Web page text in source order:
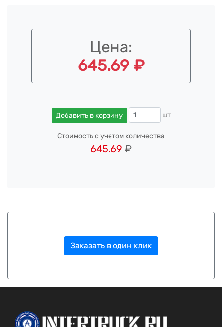
Цена:
645.69 ₽
Добавить в корзину шт
Стоимость с учетом количества
645.69 ₽
Заказать в один клик